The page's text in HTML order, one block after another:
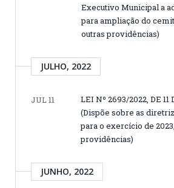
Executivo Municipal a
para ampliação do
outras providências)
JULHO, 2022
JUL 11
LEI Nº 2693/2022, DE 11
(Dispõe sobre as
para o exercício de
providências)
JUNHO, 2022